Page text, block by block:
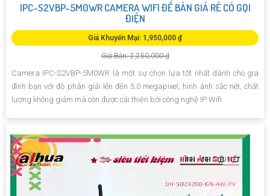
IPC-S2VBP-5M0WR CAMERA WIFI ĐỂ BÀN GIÁ RẺ CÓ GỌI
ĐIỆN
Giá Khuyến Mại: 1,950,000 ₫
Giá Bán: 2,250,000 ₫
Camera IPC-S2VBP-5M0WR là một sự chọn lựa tốt nhất dành cho gia
đình bạn với độ phân giải lên đến 5.0 megapixel, hình ảnh sắc nét, chất
lượng không giảm mà còn được cải thiện bởi công nghệ IP Wifi